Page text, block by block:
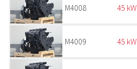
M4008 45 kW
M4009 45 kW